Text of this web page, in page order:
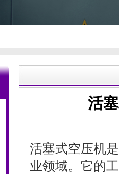
活
活塞式空压机
业领域。它的